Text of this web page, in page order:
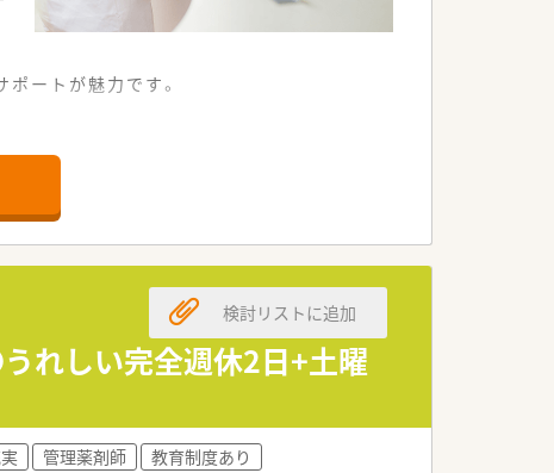
ートが魅力です。
です。
とサポートします。
ています。
雰囲気が特徴です。
かい風土があります。
すい社風です。
きやすい環境です。
いを強く感じられます。
く働くことができます。
れしい完全週休2日+土曜
検討リストに追加
管理薬剤師
教育制度あり